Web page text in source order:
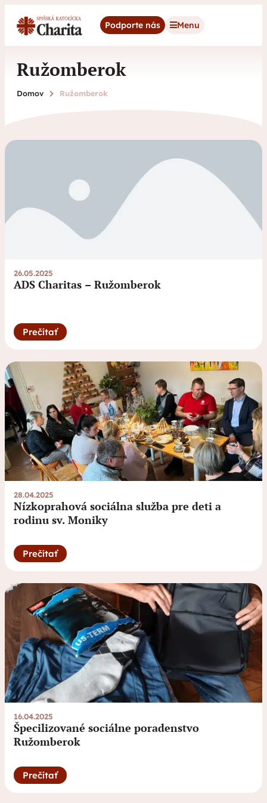
Podporte nás Menu
Ružomberok
Domov Ružomberok
26.05.2025
ADS Charitas – Ružomberok
Prečítať
28.04.2025
Nízkoprahová sociálna služba pre deti a
rodinu sv. Moniky
Prečítať
16.04.2025
Špecilizované sociálne poradenstvo
Ružomberok
Prečítať